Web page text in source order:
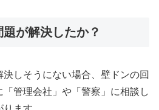
が解決したか？
しそうにない場合、壁ドンの回
管理会社」や「警察」に相談し